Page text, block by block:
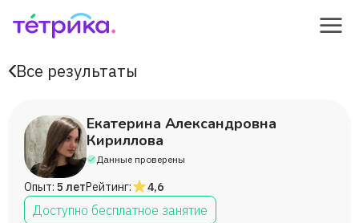
Все результаты
Екатерина Александровна
Кириллова
Данные проверены
Опыт: 5 летРейтинг: 4,6
Доступно бесплатное занятие